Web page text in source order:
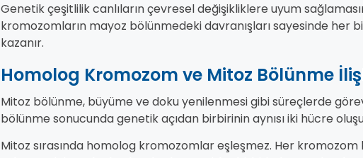
Genetik çeşitlilik canlıların çevresel değişikliklere uyum
kromozomların mayoz bölünmedeki davranışları sayesinde her
kazanır.
Homolog Kromozom ve Mitoz Bölünme
Mitoz bölünme, büyüme ve doku yenilenmesi gibi süreçlerde
bölünme sonucunda genetik açıdan birbirinin aynısı iki hücre
Mitoz sırasında homolog kromozomlar eşleşmez. Her kromozom